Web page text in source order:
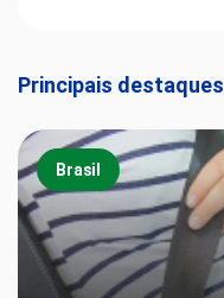
Principais destaques
Brasil